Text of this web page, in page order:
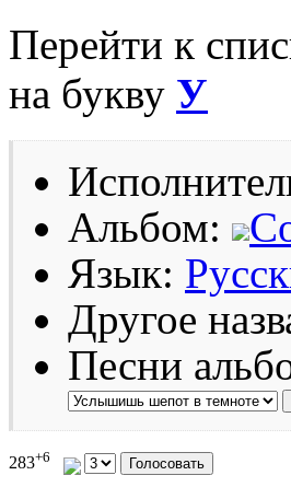
Перейти к
на букву У
Альбом:
Язык:
Другое
Песни
283+6